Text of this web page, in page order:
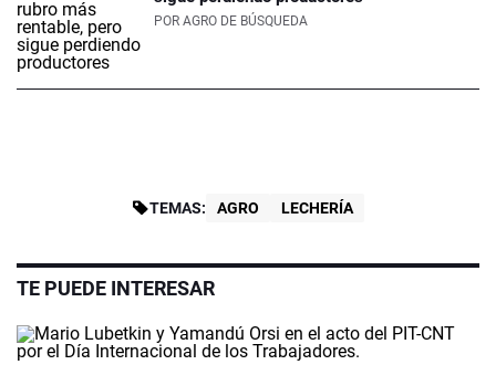
POR AGRO DE BÚSQUEDA
TEMAS: AGRO LECHERÍA
TE PUEDE INTERESAR